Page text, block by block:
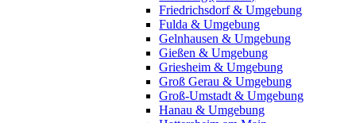
Friedrichsdorf & Umgebung
Fulda & Umgebung
Gelnhausen & Umgebung
Gießen & Umgebung
Griesheim & Umgebung
Groß Gerau & Umgebung
Groß-Umstadt & Umgebung
Hanau & Umgebung